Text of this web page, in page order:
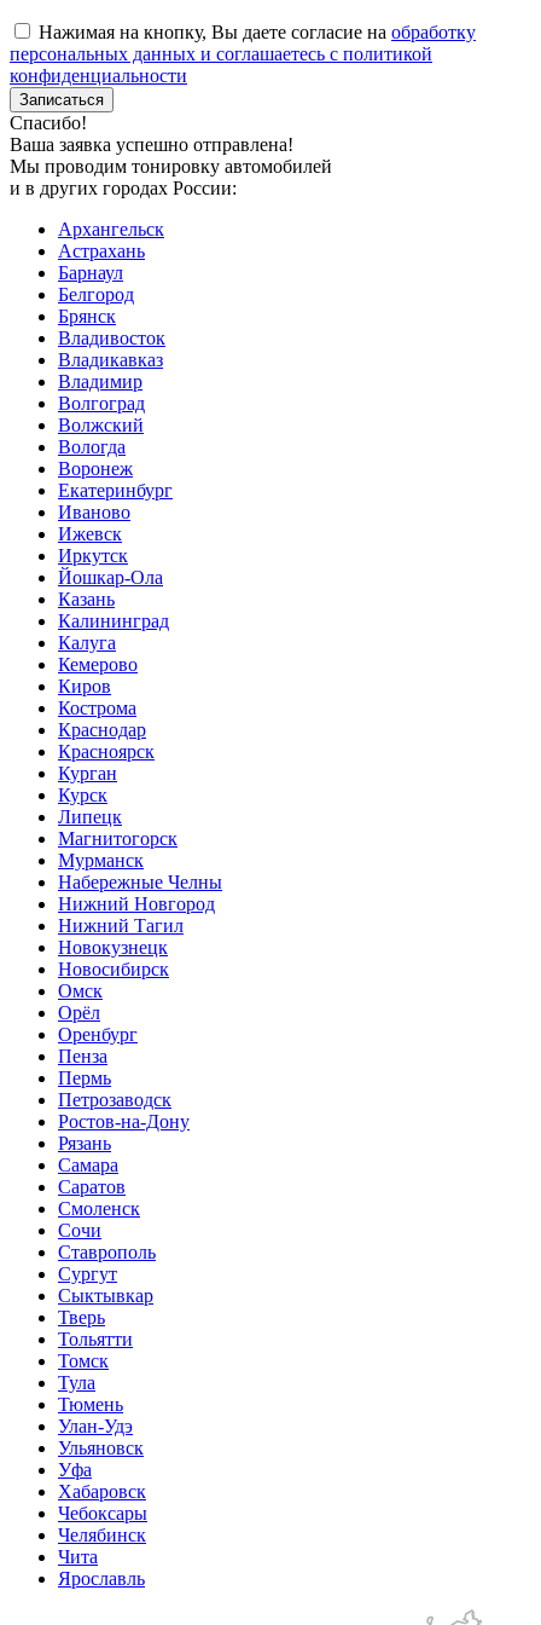
Нажимая на кнопку, Вы даете согласие на обработку
персональных данных и соглашаетесь с политикой
конфиденциальности
Спасибо!
Ваша заявка успешно отправлена!
Мы проводим тонировку автомобилей
и в других городах России:
Архангельск
Астрахань
Барнаул
Белгород
Брянск
Владивосток
Владикавказ
Владимир
Волгоград
Волжский
Вологда
Воронеж
Екатеринбург
Иваново
Ижевск
Иркутск
Йошкар-Ола
Казань
Калининград
Калуга
Кемерово
Киров
Кострома
Краснодар
Красноярск
Курган
Курск
Липецк
Магнитогорск
Мурманск
Набережные Челны
Нижний Новгород
Нижний Тагил
Новокузнецк
Новосибирск
Омск
Орёл
Оренбург
Пенза
Пермь
Петрозаводск
Ростов-на-Дону
Рязань
Самара
Саратов
Смоленск
Сочи
Ставрополь
Сургут
Сыктывкар
Тверь
Тольятти
Томск
Тула
Тюмень
Улан-Удэ
Ульяновск
Уфа
Хабаровск
Чебоксары
Челябинск
Чита
Ярославль